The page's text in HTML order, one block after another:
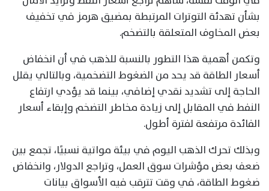
بشأن تهدئة التوترات المرتبطة بمضيق هرمز في تخفيف
بعض المخاوف المتعلقة بالتضخم.
وتكمن أهمية هذا التطور بالنسبة للذهب في أن انخفاض
أسعار الطاقة قد يحد من الضغوط التضخمية، وبالتالي يقلل
الحاجة إلى تشديد نقدي إضافي، بينما قد يؤدي ارتفاع
النفط في المقابل إلى زيادة مخاطر التضخم وإبقاء أسعار
الفائدة مرتفعة لفترة أطول.
وبذلك تحرك الذهب اليوم في بيئة مواتية نسبيًا، تجمع بين
ضعف بعض مؤشرات سوق العمل، وتراجع الدولار، وانخفاض
ضغوط الطاقة، في وقت تترقب فيه الأسواق بيانات